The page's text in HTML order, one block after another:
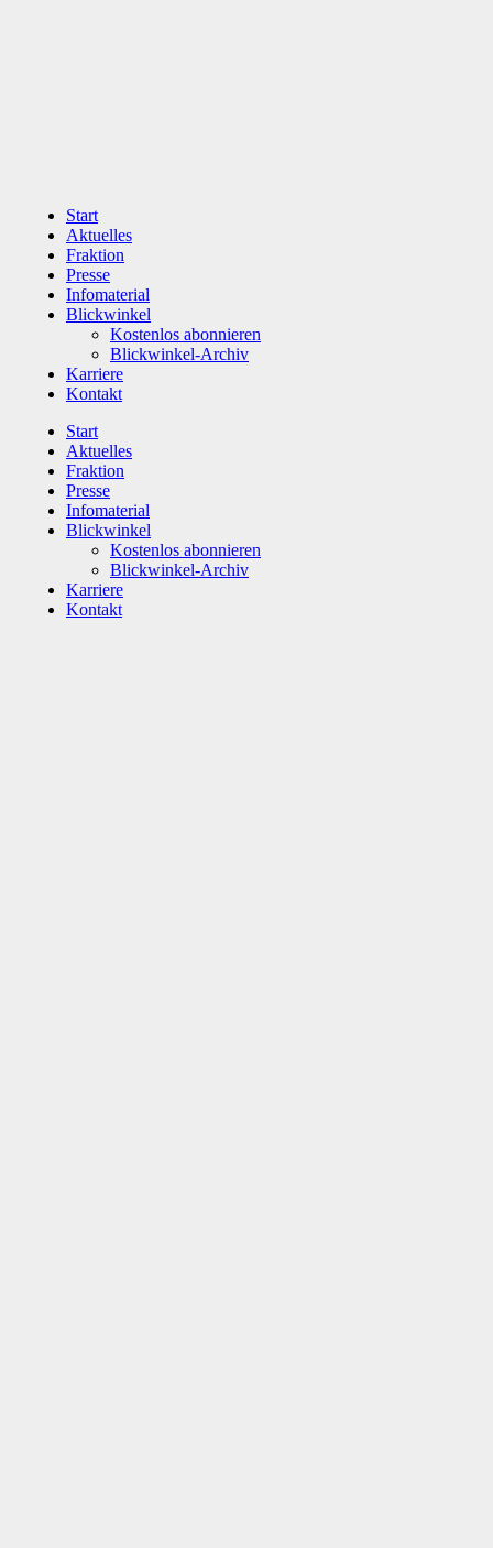
Start
Aktuelles
Fraktion
Presse
Infomaterial
Blickwinkel
Kostenlos abonnieren
Blickwinkel-Archiv
Karriere
Kontakt
Start
Aktuelles
Fraktion
Presse
Infomaterial
Blickwinkel
Kostenlos abonnieren
Blickwinkel-Archiv
Karriere
Kontakt